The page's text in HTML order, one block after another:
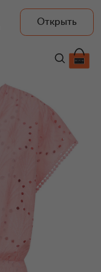
Открыть
42 570 ₽